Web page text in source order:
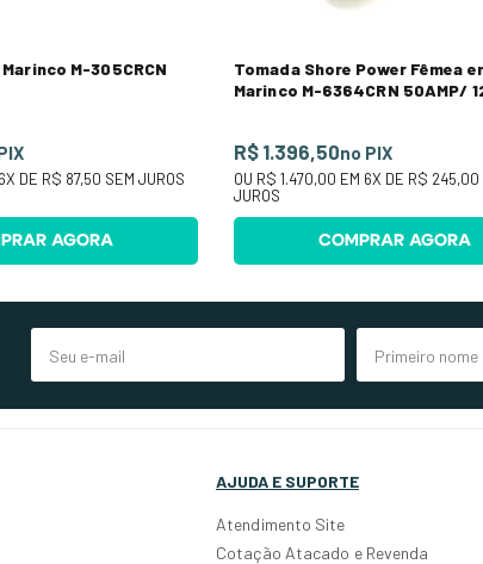
M-305CRCN
6X DE R$ 87,50 SEM JUROS
AGORA
Tomada Shore Power Fêmea
Marinco M-6364CRN 50AMP/
R$ 1.396,50no PIX
OU R$ 1.470,00 EM 6X DE R$ 245,00
JUROS
COMPRAR AGORA
AJUDA E SUPORTE
Atendimento Site
Cotação Atacado e Revenda